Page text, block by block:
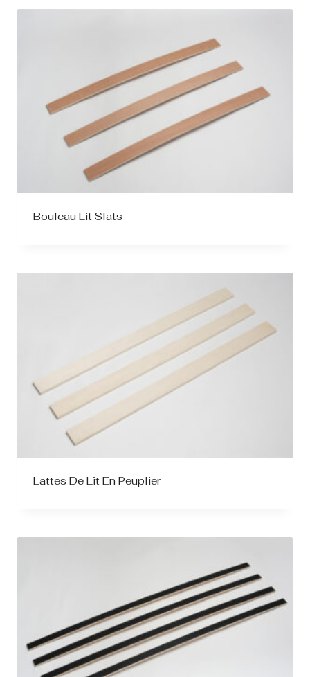
Bouleau Lit Slats
Lattes De Lit En Peuplier